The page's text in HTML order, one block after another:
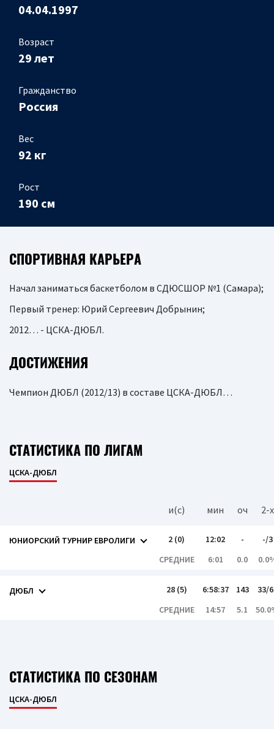
04.04.1997
Возраст
29 лет
Гражданство
Россия
Вес
92 кг
Рост
190 см
СПОРТИВНАЯ КАРЬЕРА
Начал заниматься баскетболом в СДЮСШОР №1 (Самара);
Первый тренер: Юрий Сергеевич Добрынин;
2012… - ЦСКА-ДЮБЛ.
ДОСТИЖЕНИЯ
Чемпион ДЮБЛ (2012/13) в составе ЦСКА-ДЮБЛ…
СТАТИСТИКА ПО ЛИГАМ
ЦСКА-ДЮБЛ
и(c) мин оч 2-x
ЮНИОРСКИЙ ТУРНИР ЕВРОЛИГИ 2 (0) 12:02 -
-/3
СРЕДНИЕ
6:01 0.0
ДЮБЛ 28 (5) 6:58:37 143
33/
СРЕДНИЕ
14:57 5.1
СТАТИСТИКА ПО СЕЗОНАМ
ЦСКА-ДЮБЛ